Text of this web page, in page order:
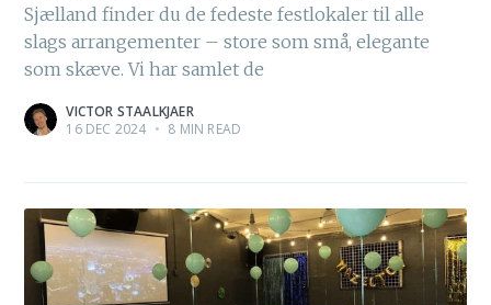
Sjælland finder du de fedeste festlokaler til alle
slags arrangementer – store som små, elegante
som skæve. Vi har samlet de
VICTOR STAALKJAER
16 DEC 2024 • 8 MIN READ